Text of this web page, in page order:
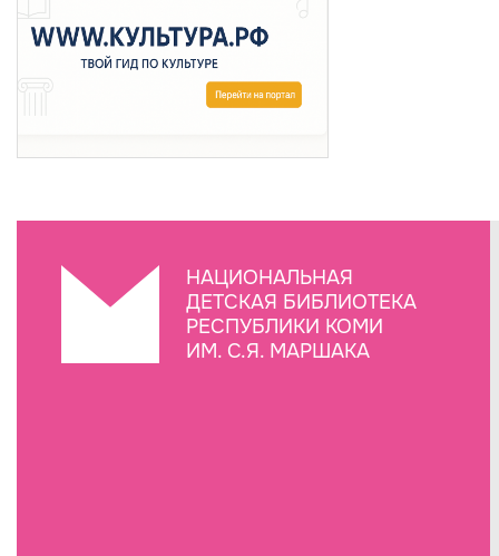
НАЦИОНАЛЬНАЯ
ДЕТСКАЯ БИБЛИОТЕКА
РЕСПУБЛИКИ КОМИ
ИМ. С.Я. МАРШАКА